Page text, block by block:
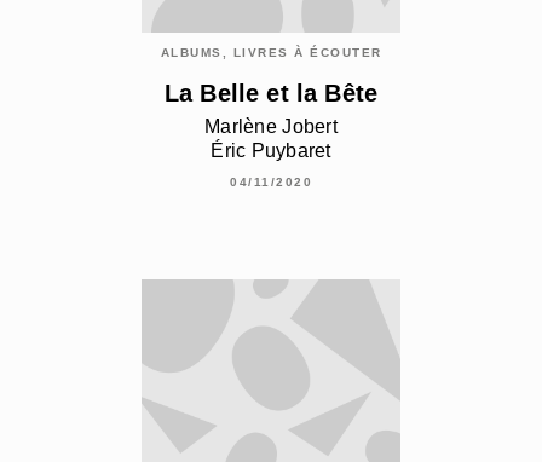
ALBUMS, LIVRES À ÉCOUTER
La Belle et la Bête
Marlène Jobert
Éric Puybaret
04/11/2020